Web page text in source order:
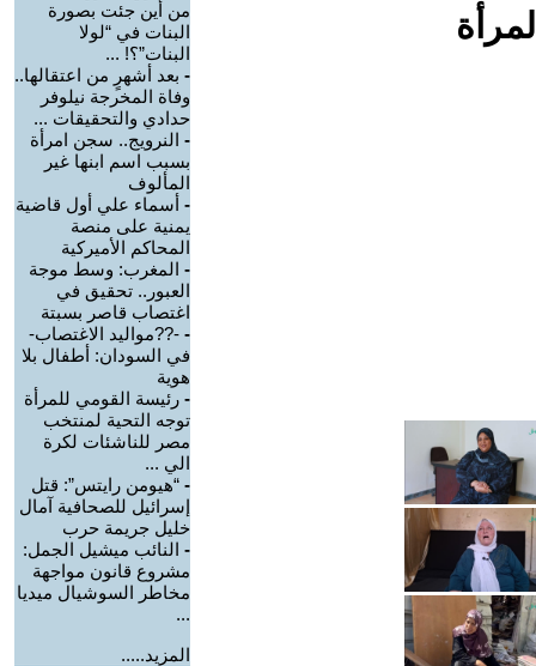
من أين جئت بصورة
البنات في “لولا
البنات”؟! ...
- بعد أشهرٍ من اعتقالها..
وفاة المخرجة نيلوفر
حدادي والتحقيقات ...
- النرويج.. سجن امرأة
بسبب اسم ابنها غير
المألوف
- أسماء علي أول قاضية
يمنية على منصة
المحاكم الأميركية
- المغرب: وسط موجة
العبور.. تحقيق في
اغتصاب قاصر بسبتة
- -??مواليد الاغتصاب-
في السودان: أطفال بلا
هوية
- رئيسة القومي للمرأة
توجه التحية لمنتخب
مصر للناشئات لكرة
الي ...
- “هيومن رايتس”: قتل
إسرائيل للصحافية آمال
خليل جريمة حرب
- النائب ميشيل الجمل:
مشروع قانون مواجهة
مخاطر السوشيال ميديا
...
المزيد.....